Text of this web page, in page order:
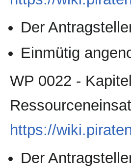
Der
Einmütig
WP 0022 -
https://
Der